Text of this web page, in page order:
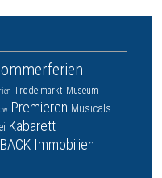
Trödelmarkt Museum
Premieren Musicals
Kabarett
Immobilien